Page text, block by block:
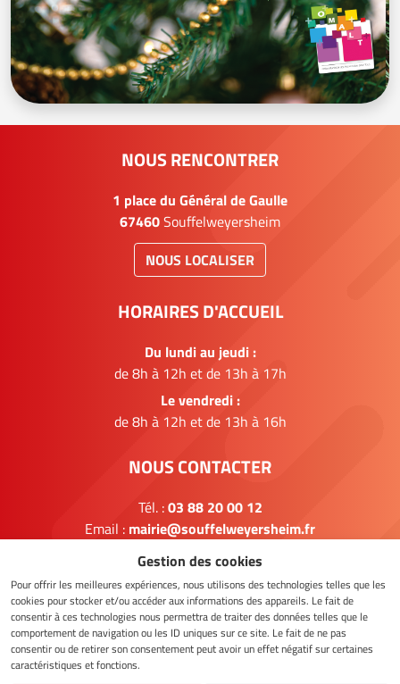
Gestion des cookies
Pour offrir les meilleures expériences, nous utilisons des technologies telles que les
cookies pour stocker et/ou accéder aux informations des appareils. Le fait de
consentir à ces technologies nous permettra de traiter des données telles que le
comportement de navigation ou les ID uniques sur ce site. Le fait de ne pas
consentir ou de retirer son consentement peut avoir un effet négatif sur certaines
caractéristiques et fonctions.
NOUS RENCONTRER
1 place du Général de Gaulle
67460Souffelweyersheim
NOUS LOCALISER
HORAIRES D'ACCUEIL
Du lundi au jeudi :
de 8h à 12h et de 13h à 17h
Le vendredi :
de 8h à 12h et de 13h à 16h
NOUS CONTACTER
Tél. :03 88 20 00 12
Email : mairie@souffelweyersheim.fr
FORMULAIRE DE CONTACT
NOUS SUIVRE